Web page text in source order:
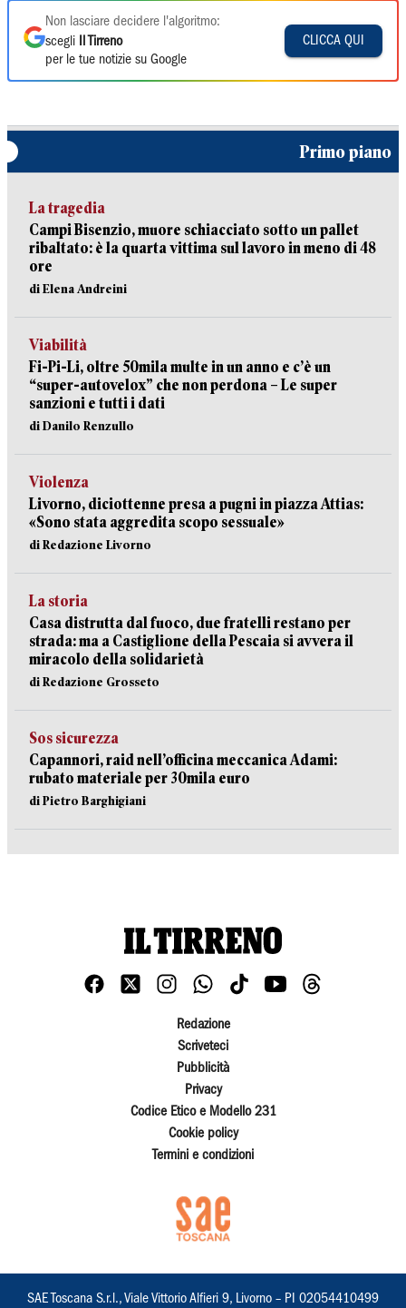
Non lasciare decidere l'algoritmo:
scegli
Il Tirreno
per le tue notizie su Google
CLICCA QUI
Primo piano
La tragedia
Campi Bisenzio, muore schiacciato sotto un pallet
ribaltato: è la quarta vittima sul lavoro in meno di 48
ore
di Elena Andreini
Viabilità
Fi-Pi-Li, oltre 50mila multe in un anno e c’è un
“super-autovelox” che non perdona – Le super
sanzioni e tutti i dati
di Danilo Renzullo
Violenza
Livorno, diciottenne presa a pugni in piazza Attias:
«Sono stata aggredita scopo sessuale»
di Redazione Livorno
La storia
Casa distrutta dal fuoco, due fratelli restano per
strada: ma a Castiglione della Pescaia si avvera il
miracolo della solidarietà
di Redazione Grosseto
Sos sicurezza
Capannori, raid nell’officina meccanica Adami:
rubato materiale per 30mila euro
di Pietro Barghigiani
Redazione
Scriveteci
Pubblicità
Privacy
Codice Etico e Modello 231
Cookie policy
Termini e condizioni
SAE Toscana S.r.l., Viale Vittorio Alfieri 9, Livorno – PI 02054410499